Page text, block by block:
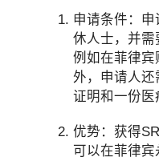
申请条件：申
休人士，并需
例如在菲律宾
外，申请人
证明和一份医
优势：获得
可以在菲律